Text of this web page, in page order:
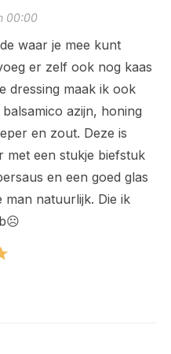
00:00
waar je mee kunt
er zelf ook nog kaas
dressing maak ik ook
azijn, honing
en zout. Deze is
met een stukje biefstuk
en een goed glas
man natuurlijk. Die ik